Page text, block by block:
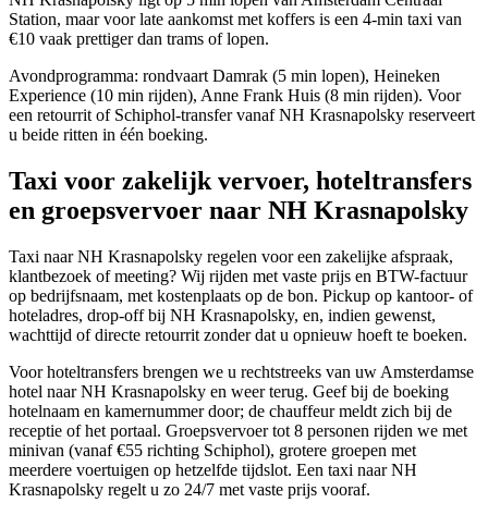
Station, maar voor late aankomst met koffers is een 4-min taxi van
€10 vaak prettiger dan trams of lopen.
Avondprogramma: rondvaart Damrak (5 min lopen), Heineken
Experience (10 min rijden), Anne Frank Huis (8 min rijden). Voor
een retourrit of Schiphol-transfer vanaf NH Krasnapolsky reserveert
u beide ritten in één boeking.
Taxi voor zakelijk vervoer, hoteltransfers
en groepsvervoer naar NH Krasnapolsky
Taxi naar NH Krasnapolsky regelen voor een zakelijke afspraak,
klantbezoek of meeting? Wij rijden met vaste prijs en BTW-factuur
op bedrijfsnaam, met kostenplaats op de bon. Pickup op kantoor- of
hoteladres, drop-off bij NH Krasnapolsky, en, indien gewenst,
wachttijd of directe retourrit zonder dat u opnieuw hoeft te boeken.
Voor hoteltransfers brengen we u rechtstreeks van uw Amsterdamse
hotel naar NH Krasnapolsky en weer terug. Geef bij de boeking
hotelnaam en kamernummer door; de chauffeur meldt zich bij de
receptie of het portaal. Groepsvervoer tot 8 personen rijden we met
minivan (vanaf €55 richting Schiphol), grotere groepen met
meerdere voertuigen op hetzelfde tijdslot. Een taxi naar NH
Krasnapolsky regelt u zo 24/7 met vaste prijs vooraf.